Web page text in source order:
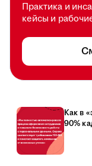
Практика и
кейсы и
Как в
90%